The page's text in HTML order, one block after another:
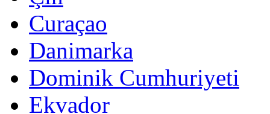
Curaçao
Danimarka
Dominik Cumhuriyeti
Ekvador